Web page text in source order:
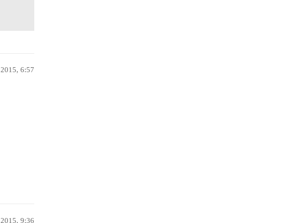
6:57
9:36